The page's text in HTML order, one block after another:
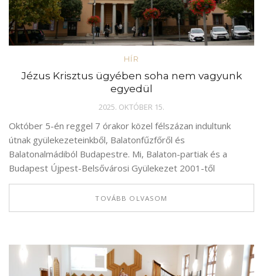
HÍR
Jézus Krisztus ügyében soha nem vagyunk
egyedül
2025. OKTÓBER 15.
Október 5-én reggel 7 órakor közel félszázan indultunk
útnak gyülekezeteinkből, Balatonfűzfőről és
Balatonalmádiból Budapestre. Mi, Balaton-partiak és a
Budapest Újpest-Belsővárosi Gyülekezet 2001-től
TOVÁBB OLVASOM